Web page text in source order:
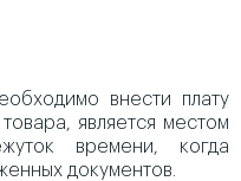
внести плату
является местом
времени, когда
документов.